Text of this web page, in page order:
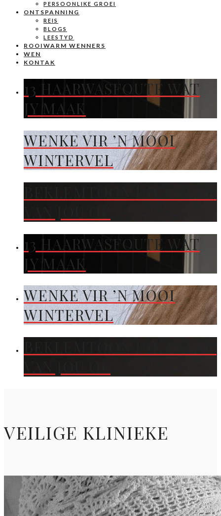
PERSOONLIKE GROEI
ONTSPANNING
REIS
BLOGS
LEESTYD
ROOIWARM WENNERS
WEN
KONTAK
13 HAARWASFOUTE WAT
JY MAAK
WENKE VIR ’N MOOI
WINTERVEL
13 HAARWASFOUTE WAT
JY MAAK
WENKE VIR ’N MOOI
WINTERVEL
VEILIGE KLINIEKE